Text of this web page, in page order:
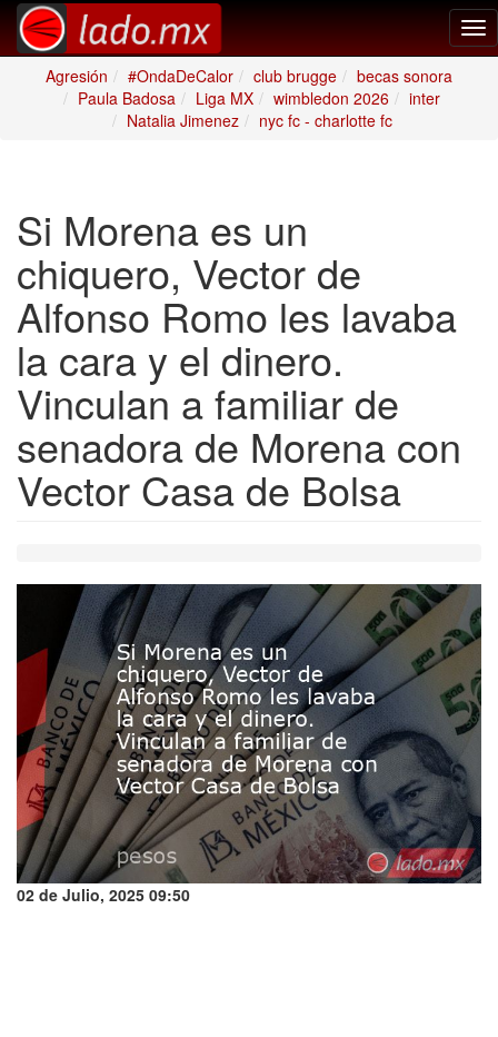
Agresión
#OndaDeCalor club brugge
becas sonora
Paula Badosa
Liga MX wimbledon 2026
inter
Natalia Jimenez
nyc fc - charlotte fc
Si Morena es un
chiquero, Vector de
Alfonso Romo les lavaba
la cara y el dinero.
Vinculan a familiar de
senadora de Morena con
Vector Casa de Bolsa
02 de Julio, 2025 09:50